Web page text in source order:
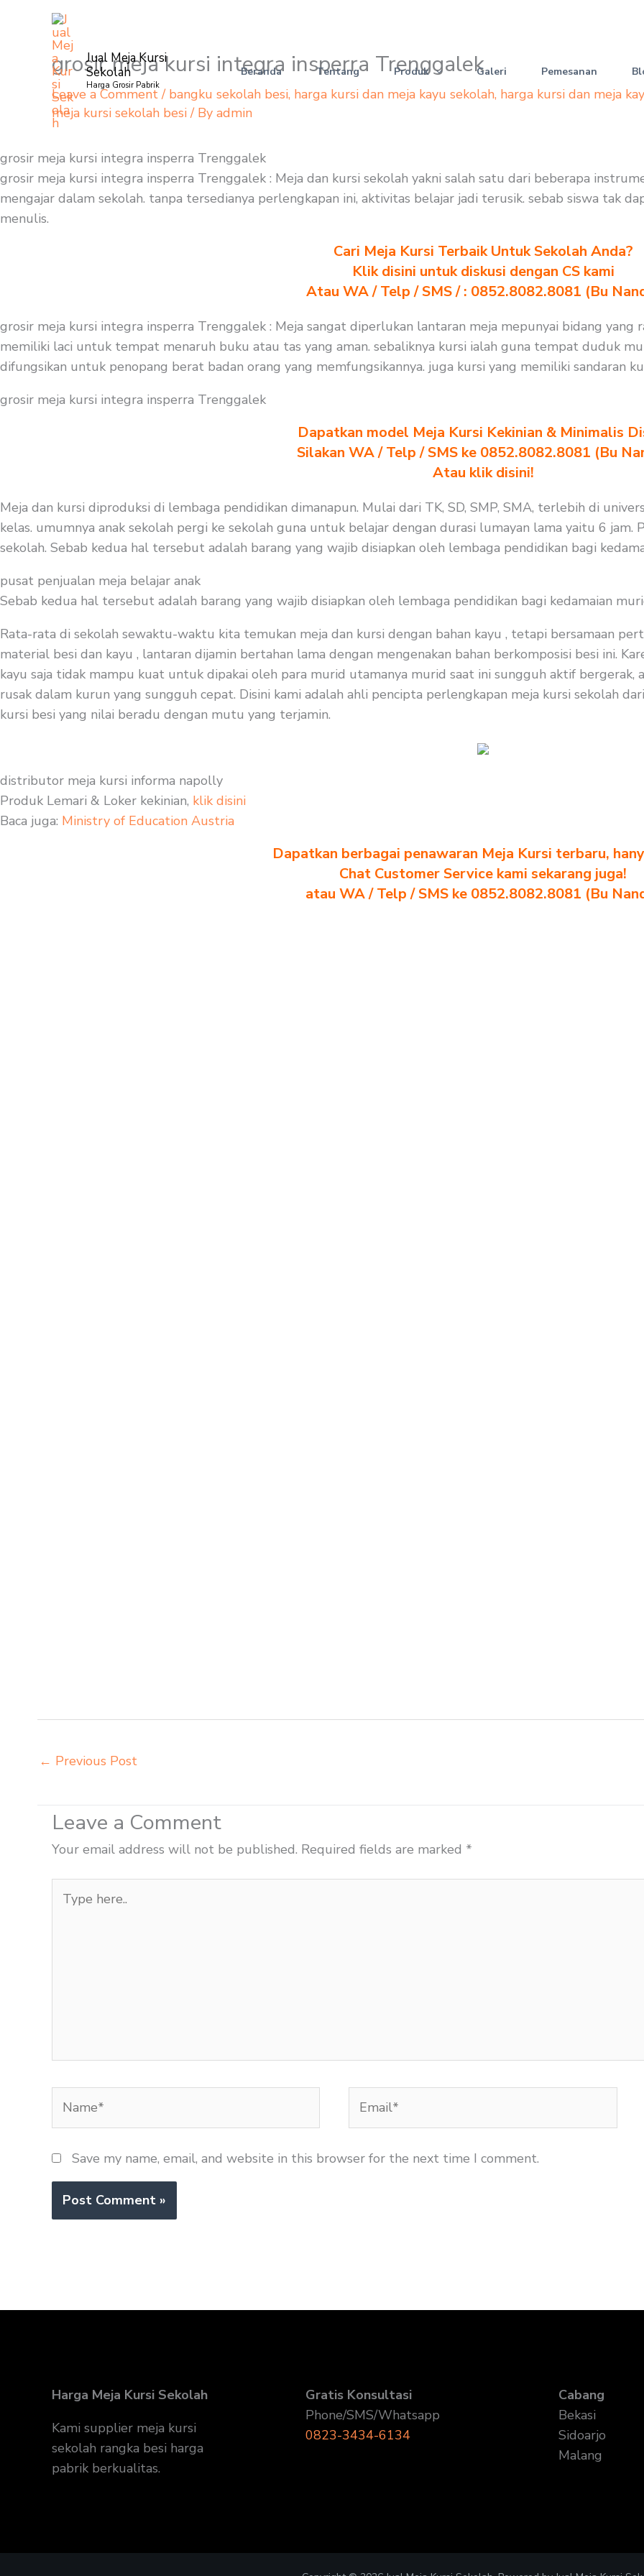
Jual Meja Kursi
Sekolah
Harga Grosir Pabrik
Beranda Tentang Produk Galeri Pemesanan
grosir meja kursi integra insperra Trenggalek
Leave a Comment / bangku sekolah besi, harga kursi dan meja kayu sekolah, harga kursi dan meja
meja kursi sekolah besi/ By admin
grosir meja kursi integra insperra Trenggalek
grosir meja kursi integra insperra Trenggalek : Meja dan kursi sekolah yakni salah satu dari beberapa
mengajar dalam sekolah. tanpa tersedianya perlengkapan ini, aktivitas belajar jadi terusik. sebab siswa tak
menulis.
Cari Meja Kursi Terbaik Untuk Sekolah Anda?
Klik disini untuk diskusi dengan CS kami
Atau WA / Telp / SMS / : 0852.8082.8081 (Bu
grosir meja kursi integra insperra Trenggalek : Meja sangat diperlukan lantaran meja mepunyai bidang yang
memiliki laci untuk tempat menaruh buku atau tas yang aman. sebaliknya kursi ialah guna tempat duduk
difungsikan untuk penopang berat badan orang yang memfungsikannya. juga kursi yang memiliki sandaran
grosir meja kursi integra insperra Trenggalek
Dapatkan model Meja Kursi Kekinian & Minimalis
Silakan WA / Telp / SMS ke 0852.8082.8081 (Bu
Atau klik disini!
Meja dan kursi diproduksi di lembaga pendidikan dimanapun. Mulai dari TK, SD, SMP, SMA, terlebih di
kelas. umumnya anak sekolah pergi ke sekolah guna untuk belajar dengan durasi lumayan lama yaitu 6 jam.
sekolah. Sebab kedua hal tersebut adalah barang yang wajib disiapkan oleh lembaga pendidikan bagi
pusat penjualan meja belajar anak
Sebab kedua hal tersebut adalah barang yang wajib disiapkan oleh lembaga pendidikan bagi kedamaian
Rata-rata di sekolah sewaktu-waktu kita temukan meja dan kursi dengan bahan kayu , tetapi bersamaan
material besi dan kayu , lantaran dijamin bertahan lama dengan mengenakan bahan berkomposisi besi ini.
kayu saja tidak mampu kuat untuk dipakai oleh para murid utamanya murid saat ini sungguh aktif bergerak,
rusak dalam kurun yang sungguh cepat. Disini kami adalah ahli pencipta perlengkapan meja kursi sekolah
kursi besi yang nilai beradu dengan mutu yang terjamin.
distributor meja kursi informa napolly
Produk Lemari & Loker kekinian, klik disini
Baca juga: Ministry of Education Austria
Dapatkan berbagai penawaran Meja Kursi terbaru,
Chat Customer Service kami sekarang juga!
atau WA / Telp / SMS ke 0852.8082.8081 (Bu
← Previous Post
Leave a Comment
Your email address will not be published. Required fields are marked *
here..
Save my name, email, and website in this browser for the next time I comment.
Harga Meja Kursi Sekolah
Kami supplier meja kursi
sekolah rangka besi harga
pabrik berkualitas.
Gratis Konsultasi
Phone/SMS/Whatsapp
0823-3434-6134
Cabang
Bekasi
Sidoarjo
Malang